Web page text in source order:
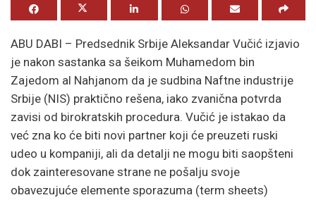
ABU DABI – Predsednik Srbije Aleksandar Vučić izjavio
je nakon sastanka sa šeikom Muhamedom bin
Zajedom al Nahjanom da je sudbina Naftne industrije
Srbije (NIS) praktično rešena, iako zvanična potvrda
zavisi od birokratskih procedura. Vučić je istakao da
već zna ko će biti novi partner koji će preuzeti ruski
udeo u kompaniji, ali da detalji ne mogu biti saopšteni
dok zainteresovane strane ne pošalju svoje
obavezujuće elemente sporazuma (term sheets)